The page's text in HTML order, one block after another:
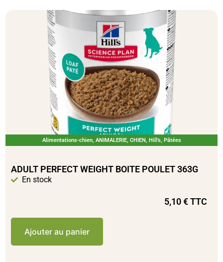
Alimentations-chien, ANIMALERIE, CHIEN, Hill’s, Pâtées
ADULT PERFECT WEIGHT BOITE POULET 363G
En stock
5,10€TTC
Ajouter au panier